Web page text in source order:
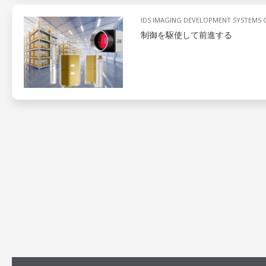
IDS IMAGING DEVELOPMENT SYSTEMS
制御を駆使して前進する